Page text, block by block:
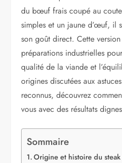
du bœuf frais coupé au
simples et un jaune d’œuf, il
son goût direct. Cette
préparations industrielles
qualité de la viande et
origines discutées aux
reconnus, découvrez
vous avec des résultats
Sommaire
Origine et histoire du steak